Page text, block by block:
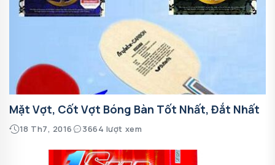
Mặt Vợt, Cốt Vợt Bóng Bàn Tốt Nhất, Đắt Nhất
18 Th7, 2016 3664 lượt xem